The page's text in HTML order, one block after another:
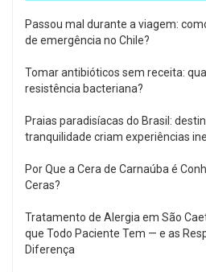
Passou mal durante a viagem:
de emergência no Chile?
Tomar antibióticos sem receita:
resistência bacteriana?
Praias paradisíacas do Brasil:
tranquilidade criam experiências
Por Que a Cera de Carnaúba é
Ceras?
Tratamento de Alergia em São
que Todo Paciente Tem — e as
Diferença